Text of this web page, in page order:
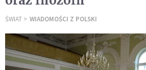
ŚWIAT WIADOMOŚCI Z POLSKI